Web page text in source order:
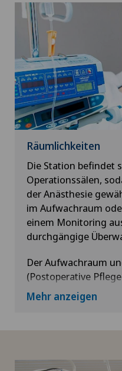
Räumlichkeiten
Die Station befindet
Operationssälen,
der Anästhesie
im Aufwachraum
einem Monitoring
durchgängige
Der Aufwachraum
(Postoperative
speziell
Mehr anzeigen